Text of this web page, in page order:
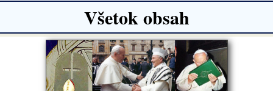
Všetok obsah